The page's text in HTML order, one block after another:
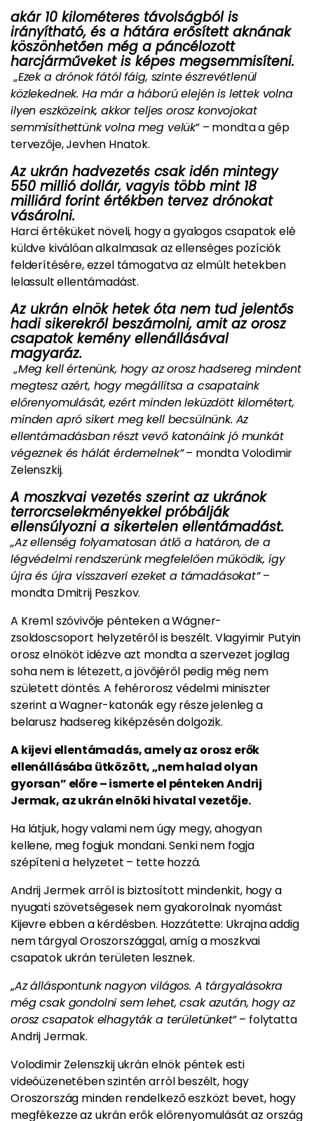
akár 10 kilométeres távolságból is
irányítható, és a hátára erősített aknának
köszönhetően még a páncélozott
harcjárműveket is képes megsemmisíteni.
„Ezek a drónok fától fáig, szinte észrevétlenül
közlekednek. Ha már a háború elején is lettek volna
ilyen eszközeink, akkor teljes orosz konvojokat
semmisíthettünk volna meg velük” – mondta a gép
tervezője, Jevhen Hnatok.
Az ukrán hadvezetés csak idén mintegy
550 millió dollár, vagyis több mint 18
milliárd forint értékben tervez drónokat
vásárolni.
Harci értéküket növeli, hogy a gyalogos csapatok elé
küldve kiválóan alkalmasak az ellenséges pozíciók
felderítésére, ezzel támogatva az elmúlt hetekben
lelassult ellentámadást.
Az ukrán elnök hetek óta nem tud jelentős
hadi sikerekről beszámolni, amit az orosz
csapatok kemény ellenállásával
magyaráz.
„Meg kell értenünk, hogy az orosz hadsereg mindent
megtesz azért, hogy megállítsa a csapataink
előrenyomulását, ezért minden leküzdött kilométert,
minden apró sikert meg kell becsülnünk. Az
ellentámadásban részt vevő katonáink jó munkát
végeznek és hálát érdemelnek”– mondta Volodimir
Zelenszkij.
A moszkvai vezetés szerint az ukránok
terrorcselekményekkel próbálják
ellensúlyozni a sikertelen ellentámadást.
„Az ellenség folyamatosan átlő a határon, de a
légvédelmi rendszerünk megfelelően működik, így
újra és újra visszaveri ezeket a támadásokat”–
mondta Dmitrij Peszkov.
A Kreml szóvivője pénteken a Wágner-
zsoldoscsoport helyzetéről is beszélt. Vlagyimir Putyin
orosz elnököt idézve azt mondta a szervezet jogilag
soha nem is létezett, a jövőjéről pedig még nem
született döntés. A fehérorosz védelmi miniszter
szerint a Wagner-katonák egy része jelenleg a
belarusz hadsereg kiképzésén dolgozik.
A kijevi ellentámadás, amely az orosz erők
ellenállásába ütközött, „nem halad olyan
gyorsan” előre – ismerte el pénteken Andrij
Jermak, az ukrán elnöki hivatal vezetője.
Ha látjuk, hogy valami nem úgy megy, ahogyan
kellene, meg fogjuk mondani. Senki nem fogja
szépíteni a helyzetet – tette hozzá.
Andrij Jermek arról is biztosított mindenkit, hogy a
nyugati szövetségesek nem gyakorolnak nyomást
Kijevre ebben a kérdésben. Hozzátette: Ukrajna addig
nem tárgyal Oroszországgal, amíg a moszkvai
csapatok ukrán területen lesznek.
„Az álláspontunk nagyon világos. A tárgyalásokra
még csak gondolni sem lehet, csak azután, hogy az
orosz csapatok elhagyták a területünket” – folytatta
Andrij Jermak.
Volodimir Zelenszkij ukrán elnök péntek esti
videóüzenetében szintén arról beszélt, hogy
Oroszország minden rendelkező eszközt bevet, hogy
megfékezze az ukrán erők előrenyomulását az ország